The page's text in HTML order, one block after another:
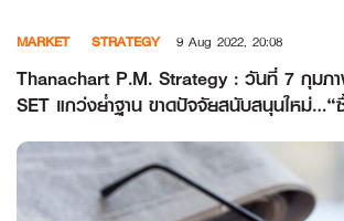
content
MARKET STRATEGY 9 Aug 2022, 20:08
Thanachart P.M. Strategy : วันที่ 7 กุมภ
SET แกว่งย่ำฐาน ขาดปัจจัยสนับสนุนใหม่